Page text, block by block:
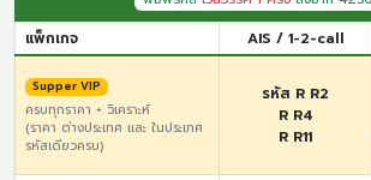
แพ็กเกจ AIS / 1-2-call
Supper VIP
ครบทุกราคา + วิเคราะห์
(ราคา ต่างประเทศ และ ในประเทศ
รหัสเดียวครบ)
รหัส R R2
R R4
R R11